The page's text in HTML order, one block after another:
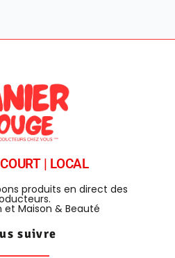
| LOCAL
produits en direct des
Maison & Beauté
suivre